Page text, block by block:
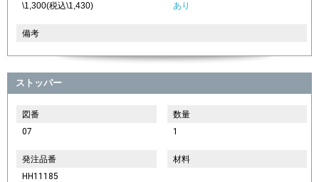
\1,300(税込\1,430)
あり
備考
ストッパー
図番
07
数量
1
発注品番
HH11185
材料